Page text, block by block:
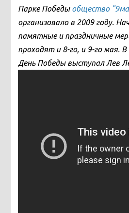
Парке Победы общество
организовало в 2009 году.
памятные и праздничные
проходят и 8-го, и 9-го мая.
День Победы выступал Лев